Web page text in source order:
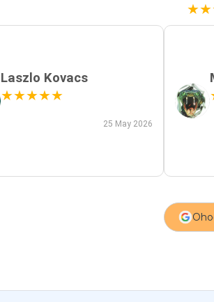
★★
Laszlo Kovacs
★★★★★
25 May 2026